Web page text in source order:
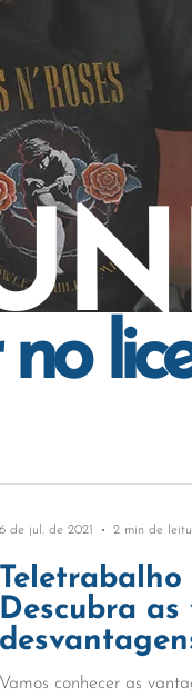
Descubra
Vamos conhecer as
6 de jul. de 2021 2 min de